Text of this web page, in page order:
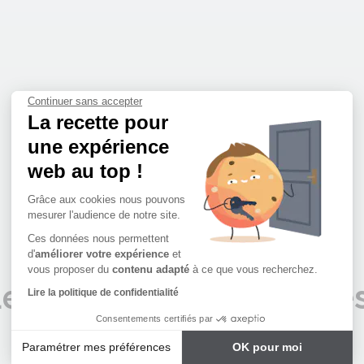
Continuer sans accepter
La recette pour
une expérience
web au top !
Grâce aux cookies nous pouvons
mesurer l'audience de notre site.
Ces données nous permettent
d'améliorer votre expérience et
vous proposer du contenu adapté à ce que vous recherchez.
Lire la politique de confidentialité
Consentements certifiés par
Paramétrer mes préférences OK pour moi
Groupe Procivis
propose tous les services immobiliers